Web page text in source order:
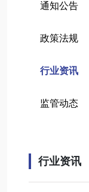
通知公告
政策法规
行业资讯
监管动态
行业资讯